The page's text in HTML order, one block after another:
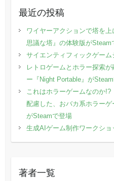
最近の投稿
ワイヤーアクションで塔を
思議な塔』の体験版がSteam
サイエンティフィックゲー
レトロゲームとホラー探索
ー『Night Portable』が
これはホラーゲームなのか
配慮した、おバカ系ホラーゲ
がSteamで登場
生成AIゲーム制作ワークショ
著者一覧